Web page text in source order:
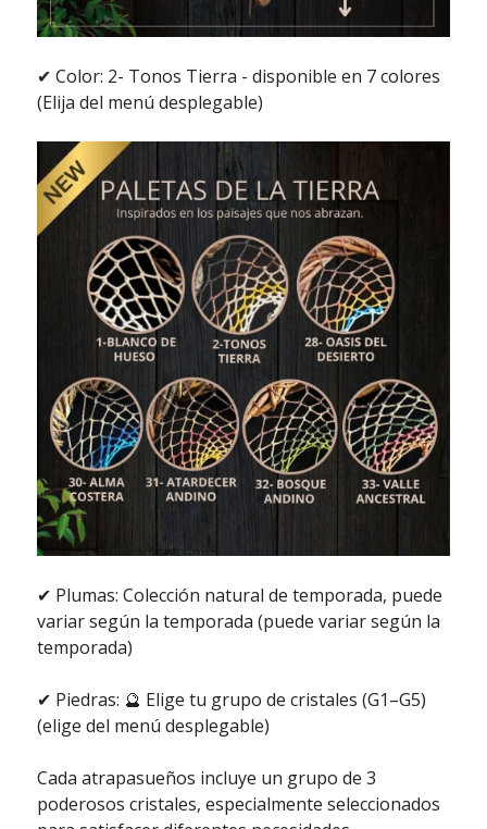
✔ Color: 2- Tonos Tierra - disponible en 7 colores
(Elija del menú desplegable)
✔ Plumas: Colección natural de temporada, puede
variar según la temporada (puede variar según la
temporada)
✔ Piedras: 🔮 Elige tu grupo de cristales (G1–G5)
(elige del menú desplegable)
Cada atrapasueños incluye un grupo de 3
poderosos cristales, especialmente seleccionados